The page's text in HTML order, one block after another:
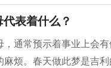
表着什么？
，通常预示着事业上会
麻烦。春天做此梦是吉